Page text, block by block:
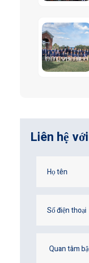
Liên hệ